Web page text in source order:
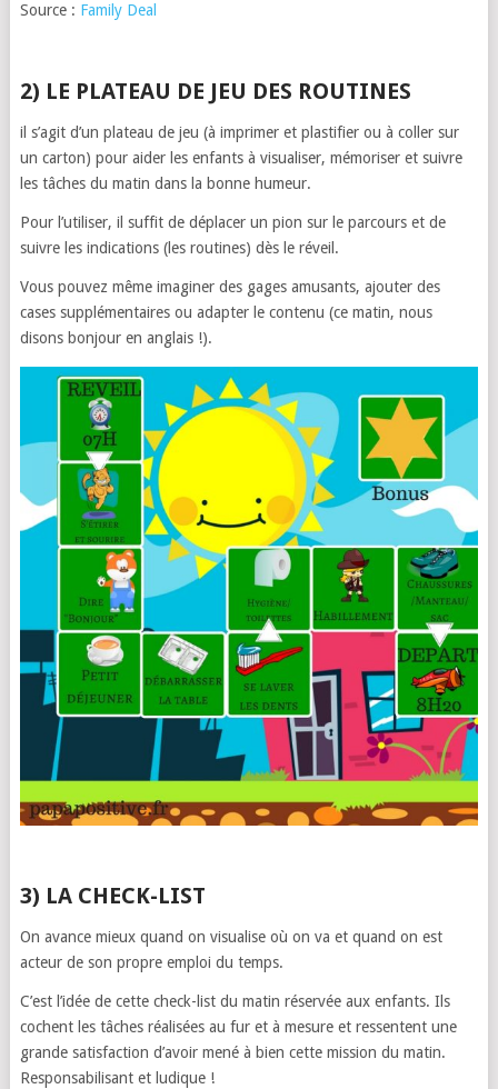
Source : Family Deal
2) LE PLATEAU DE JEU DES ROUTINES
il s’agit d’un plateau de jeu (à imprimer et plastifier ou à coller sur
un carton) pour aider les enfants à visualiser, mémoriser et suivre
les tâches du matin dans la bonne humeur.
Pour l’utiliser, il suffit de déplacer un pion sur le parcours et de
suivre les indications (les routines) dès le réveil.
Vous pouvez même imaginer des gages amusants, ajouter des
cases supplémentaires ou adapter le contenu (ce matin, nous
disons bonjour en anglais !).
3) LA CHECK-LIST
On avance mieux quand on visualise où on va et quand on est
acteur de son propre emploi du temps.
C’est l’idée de cette check-list du matin réservée aux enfants. Ils
cochent les tâches réalisées au fur et à mesure et ressentent une
grande satisfaction d’avoir mené à bien cette mission du matin.
Responsabilisant et ludique !